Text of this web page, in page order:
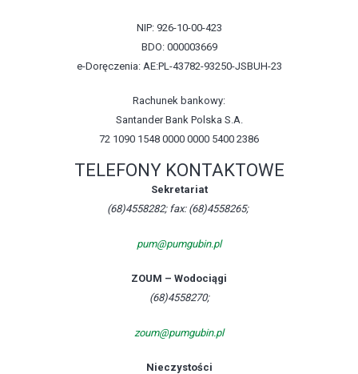
NIP: 926-10-00-423
BDO: 000003669
e-Doręczenia: AE:PL-43782-93250-JSBUH-23
Rachunek bankowy:
Santander Bank Polska S.A.
72 1090 1548 0000 0000 5400 2386
TELEFONY KONTAKTOWE
Sekretariat
(68)4558282; fax: (68)4558265;
pum@pumgubin.pl
ZOUM – Wodociągi
(68)4558270;
zoum@pumgubin.pl
Nieczystości